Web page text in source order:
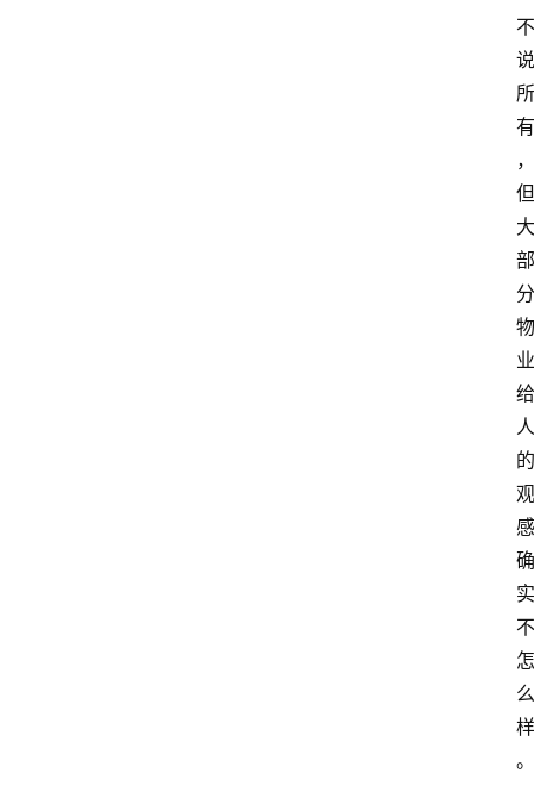
不
说
所
有
，
但
大
部
分
物
业
给
人
的
观
感
确
实
不
怎
么
样
。